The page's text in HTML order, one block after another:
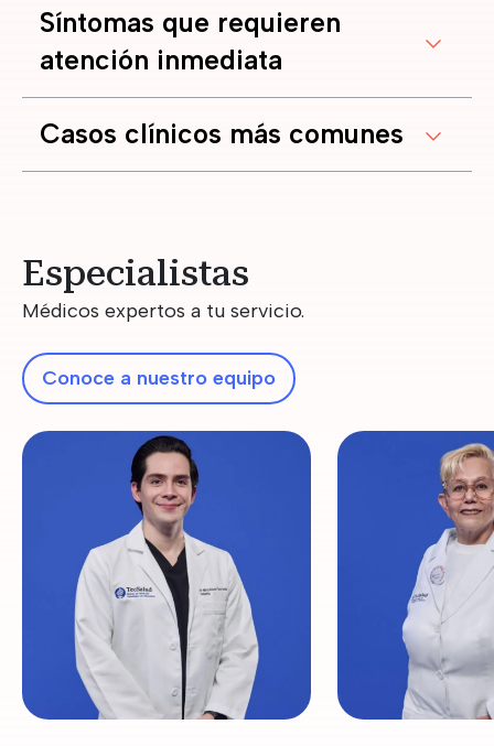
Síntomas que requieren
atención inmediata
Casos clínicos más comunes
Especialistas
Médicos expertos a tu servicio.
Conoce a nuestro equipo